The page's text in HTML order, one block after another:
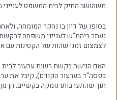
משהושב התיק לבית המשפט
בסופו של דיון בו נחקר המומחה,
נעתר ביהמ"ש לענייני משפחה
לצמצום זמני שהות של הקטינות עם
האם הגישה בקשת רשות ערעור
בפסה"ד בערעור הקודם), קיבל את
תוך שהתערבותו נומקה בקשיים, הן מן